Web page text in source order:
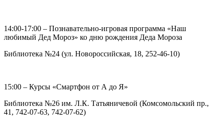
14:00-17:00 – Познавательно-игровая программа «Наш
любимый Дед Мороз» ко дню рождения Деда Мороза
Библиотека №24 (ул. Новороссийская, 18, 252-46-10)
15:00 – Курсы «Смартфон от А до Я»
Библиотека №26 им. Л.К. Татьяничевой (Комсомольский пр.,
41, 742-07-63, 742-07-62)